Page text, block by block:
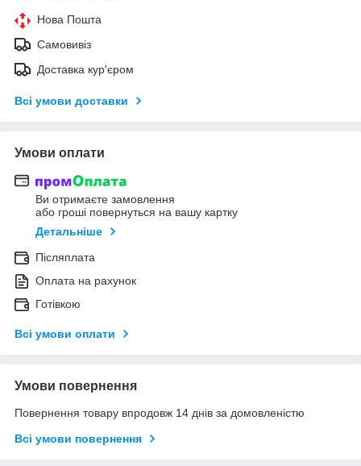
Нова Пошта
Самовивіз
Доставка кур'єром
Всі умови доставки
Умови оплати
Ви отримаєте замовлення
або гроші повернуться на вашу картку
Детальніше
Післяплата
Оплата на рахунок
Готівкою
Всі умови оплати
Умови повернення
Повернення товару впродовж 14 днів за домовленістю
Всі умови повернення